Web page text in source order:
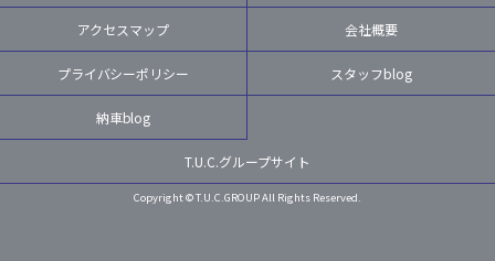
アクセスマップ 会社概要
プライバシーポリシー スタッフblog
納車blog
T.U.C.グループサイト
Copyright © T.U.C.GROUP All Rights Reserved.